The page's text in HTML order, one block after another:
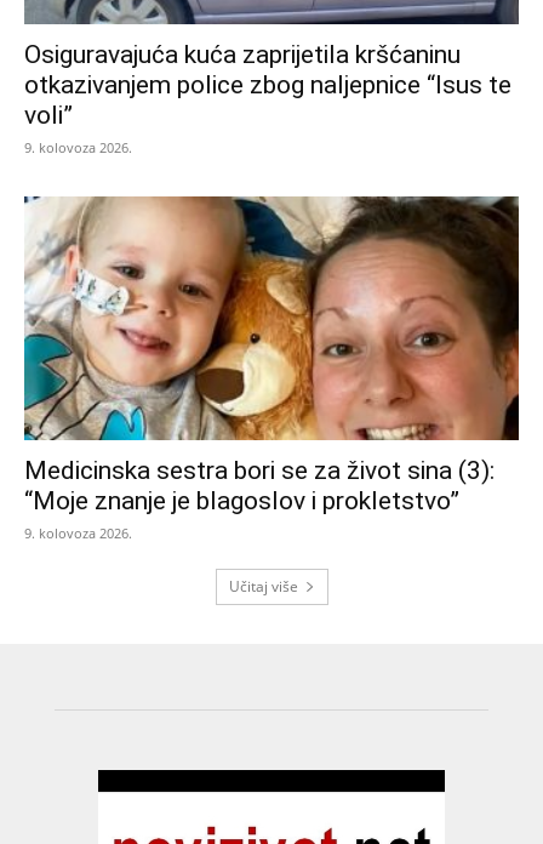
Osiguravajuća kuća zaprijetila kršćaninu
otkazivanjem police zbog naljepnice “Isus te
voli”
9. kolovoza 2026.
Medicinska sestra bori se za život sina (3):
“Moje znanje je blagoslov i prokletstvo”
9. kolovoza 2026.
Učitaj više